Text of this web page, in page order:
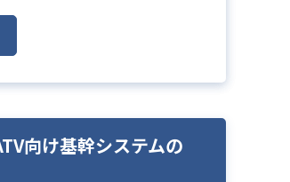
向け基幹システムの